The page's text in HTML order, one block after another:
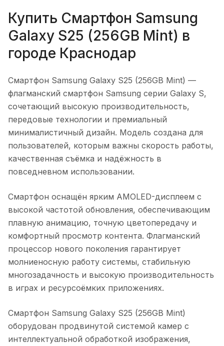
Купить Смартфон Samsung
Galaxy S25 (256GB Mint) в
городе Краснодар
Смартфон Samsung Galaxy S25 (256GB Mint) —
флагманский смартфон Samsung серии Galaxy S,
сочетающий высокую производительность,
передовые технологии и премиальный
минималистичный дизайн. Модель создана для
пользователей, которым важны скорость работы,
качественная съёмка и надёжность в
повседневном использовании.
Смартфон оснащён ярким AMOLED-дисплеем с
высокой частотой обновления, обеспечивающим
плавную анимацию, точную цветопередачу и
комфортный просмотр контента. Флагманский
процессор нового поколения гарантирует
молниеносную работу системы, стабильную
многозадачность и высокую производительность
в играх и ресурсоёмких приложениях.
Смартфон Samsung Galaxy S25 (256GB Mint)
оборудован продвинутой системой камер с
интеллектуальной обработкой изображения,